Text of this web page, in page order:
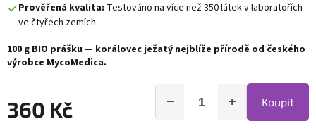
Prověřená kvalita: Testováno na více než 350 látek v laboratořích
ve čtyřech zemích
100 g BIO prášku — korálovec ježatý nejblíže přírodě od českého
výrobce MycoMedica.
360 Kč +
− Koupit